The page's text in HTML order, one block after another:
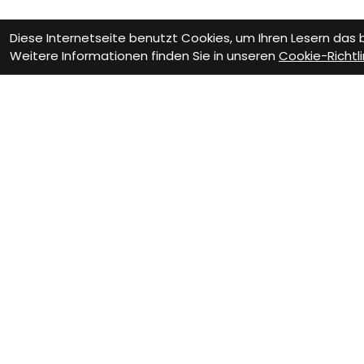
Diese Internetseite benutzt Cookies, um Ihren Lesern
Weitere Informationen finden Sie in unseren Cookie-